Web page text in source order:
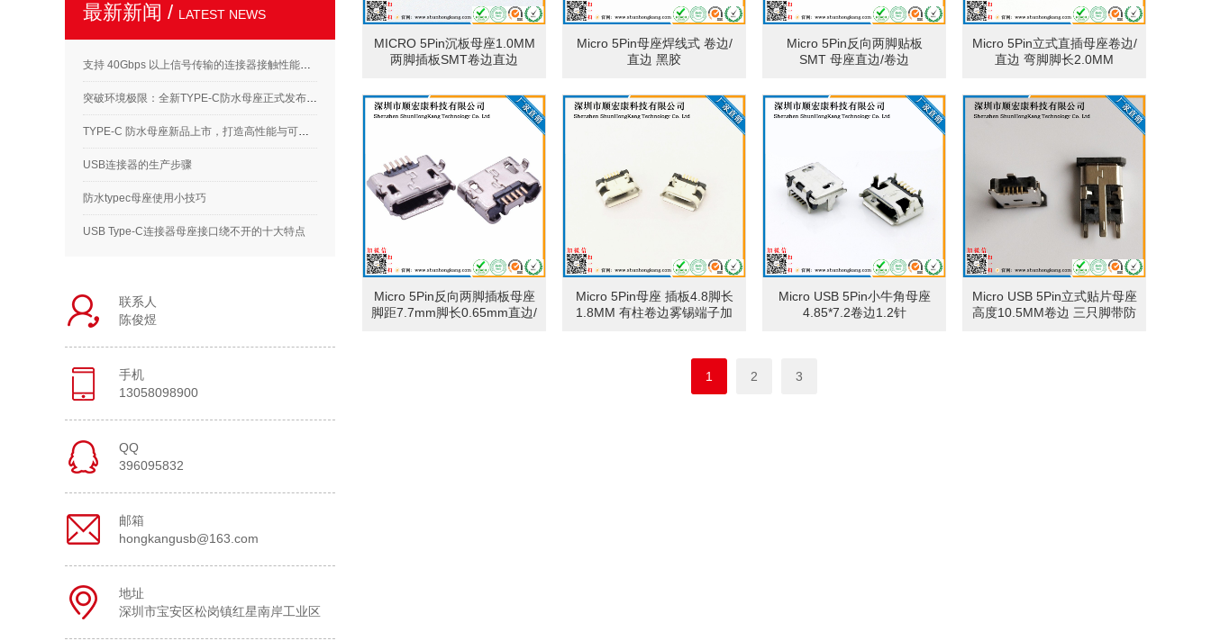
最新新闻 / LATEST NEWS
支持 40Gbps 以上信号传输的连接器接触性能要求解析
突破环境极限：全新TYPE-C防水母座正式发布，满足高标准应用需求
TYPE-C 防水母座新品上市，打造高性能与可靠性的完美结合
USB连接器的生产步骤
防水typec母座使用小技巧
USB Type-C连接器母座接口绕不开的十大特点
联系人
陈俊煜
手机
13058098900
QQ
396095832
邮箱
hongkangusb@163.com
地址
深圳市宝安区松岗镇红星南岸工业区
MICRO 5Pin沉板母座1.0MM
两脚插板SMT卷边直边
Micro 5Pin母座焊线式 卷边/
直边 黑胶
Micro 5Pin反向两脚贴板
SMT 母座直边/卷边
Micro 5Pin立式直插母座卷边/
直边 弯脚脚长2.0MM
Micro 5Pin反向两脚插板母座
脚距7.7mm脚长0.65mm直边/
Micro 5Pin母座 插板4.8脚长
1.8MM 有柱卷边雾锡端子加
Micro USB 5Pin小牛角母座
4.85*7.2卷边1.2针
Micro USB 5Pin立式贴片母座
高度10.5MM卷边 三只脚带防
1 2 3